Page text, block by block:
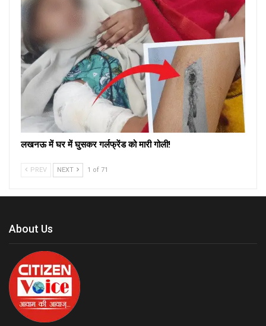
लखनऊ में घर में घुसकर गर्लफ्रेंड को मारी गोली!
PREV NEXT 1 of 71
About Us